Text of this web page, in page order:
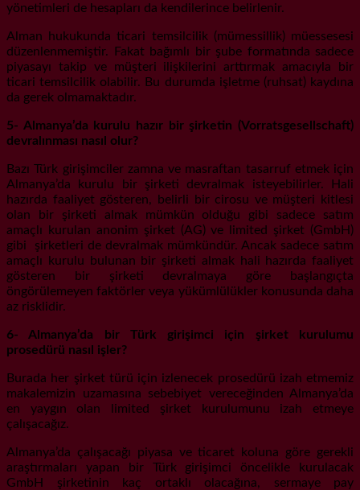
yönetimleri de hesapları da kendilerince belirlenir.
Alman hukukunda ticari temsilcilik (mümessillik) müessesesi
düzenlenmemiştir. Fakat bağımlı bir şube formatında sadece
piyasayı takip ve müşteri ilişkilerini arttırmak amacıyla bir
ticari temsilcilik olabilir. Bu durumda işletme (ruhsat) kaydına
da gerek olmamaktadır.
5- Almanya’da kurulu hazır bir şirketin (Vorratsgesellschaft)
devralınması nasıl olur?
Bazı Türk girişimciler zamna ve masraftan tasarruf etmek için
Almanya’da kurulu bir şirketi devralmak isteyebilirler. Hali
hazırda faaliyet gösteren, belirli bir cirosu ve müşteri kitlesi
olan bir şirketi almak mümkün olduğu gibi sadece satım
amaçlı kurulan anonim şirket (AG) ve limited şirket (GmbH)
gibi şirketleri de devralmak mümkündür. Ancak sadece satım
amaçlı kurulu bulunan bir şirketi almak hali hazırda faaliyet
gösteren bir şirketi devralmaya göre başlangıçta
öngörülemeyen faktörler veya yükümlülükler konusunda daha
az risklidir.
6- Almanya’da bir Türk girişimci için şirket kurulumu
prosedürü nasıl işler?
Burada her şirket türü için izlenecek prosedürü izah etmemiz
makalemizin uzamasına sebebiyet vereceğinden Almanya’da
en yaygın olan limited şirket kurulumunu izah etmeye
çalışacağız.
Almanya’da çalışacağı piyasa ve ticaret koluna göre gerekli
araştırmaları yapan bir Türk girişimci öncelikle kurulacak
GmbH şirketinin kaç ortaklı olacağına, sermaye pay